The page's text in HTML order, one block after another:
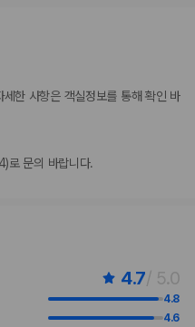
자와 같은 객실에서 침구를 추가하
, 예약 확인 메일에 나와 있는 번호
수 있습니다.
로 자동차를 권장합니다.
있습니다.
500.0
수 있습니다. 요금 및 보증금은 세전
한 사항은 객실정보를 통해 확인 바
로 문의 바랍니다.
4.7/ 5.0
4.8
4.6